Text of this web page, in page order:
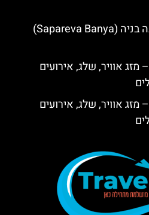
בריכות תרמיות בספארבה בניה (Sapareva Banya)
אוויר, שלג, אירועים
אוויר, שלג, אירועים